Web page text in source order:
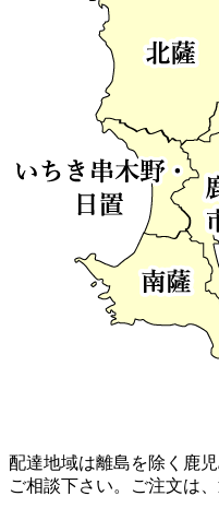
配達地域は離島を除く鹿
ご相談下さい。ご注文は